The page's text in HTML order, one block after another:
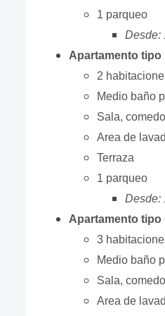
1 parqueo
Desde:
Apartamento tipo
2
Medio baño
Sala,
Area de
Terraza
1 parqueo
Desde:
Apartamento tipo
3
Medio baño
Sala,
Area de